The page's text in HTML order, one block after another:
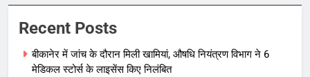
Recent Posts
बीकानेर में जांच के दौरान मिली खामियां, औषधि नियंत्रण विभाग ने 6
मेडिकल स्टोर्स के लाइसेंस किए निलंबित